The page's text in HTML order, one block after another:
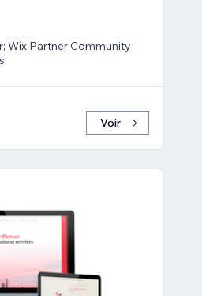
Wix Partner Community
Voir